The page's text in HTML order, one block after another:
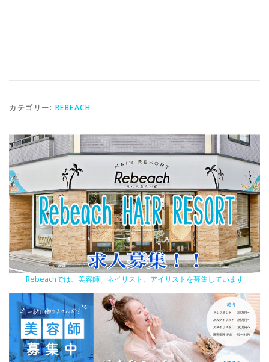
カテゴリー: REBEACH
Rebeachでは、美容師、ネイリスト、アイリストを募集しています